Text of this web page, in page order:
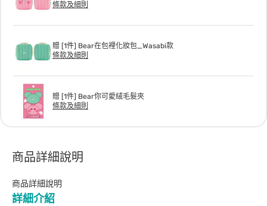
條款及細則
贈 [1件] Bear在包裡化妝包_Wasabi款
條款及細則
贈 [1件] Bear你可愛絨毛髮夾
條款及細則
商品詳細說明
商品詳細說明
詳細介紹